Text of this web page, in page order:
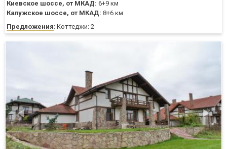
Киевское шоссе, от МКАД: 6+9 км
Калужское шоссе, от МКАД: 8+6 км
Предложения: Коттеджи: 2